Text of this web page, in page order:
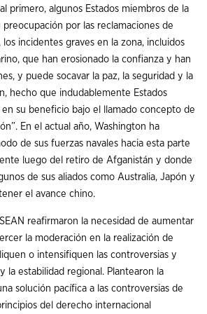
primero, algunos Estados miembros de la
preocupación por las reclamaciones de
los incidentes graves en la zona, incluidos
que han erosionado la confianza y han
y puede socavar la paz, la seguridad y la
hecho que indudablemente Estados
su beneficio bajo el llamado concepto de
En el actual año, Washington ha
de sus fuerzas navales hacia esta parte
luego del retiro de Afganistán y donde
de sus aliados como Australia, Japón y
el avance chino.
reafirmaron la necesidad de aumentar
la moderación en la realización de
o intensifiquen las controversias y
la estabilidad regional. Plantearon la
solución pacífica a las controversias de
del derecho internacional